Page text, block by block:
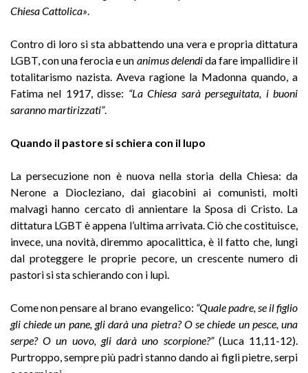
Chiesa Cattolica»
Contro di loro si sta abbattendo una vera e propria dittatura
LGBT, con una ferocia e un animus delendida fare impallidire il
totalitarismo nazista. Aveva ragione la Madonna quando, a
Fatima nel 1917, disse: “La Chiesa sarà perseguitata, i buoni
saranno martirizzati”.
Quando il pastore si schiera con il lupo
La persecuzione non è nuova nella storia della Chiesa: da
Nerone a Diocleziano, dai giacobini ai comunisti, molti
malvagi hanno cercato di annientare la Sposa di Cristo. La
dittatura LGBT è appena l’ultima arrivata. Ciò che costituisce,
invece, una novità, diremmo apocalittica, è il fatto che, lungi
dal proteggere le proprie pecore, un crescente numero di
pastori si sta schierando con i lupi.
Come non pensare al brano evangelico: “Quale padre, se il figlio
gli chiede un pane, gli darà una pietra? O se chiede un pesce, una
serpe? O un uovo, gli darà uno scorpione?”(Luca 11,11-12).
Purtroppo, sempre più padri stanno dando ai figli pietre, serpi